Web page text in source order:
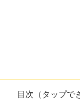
目次（タップで